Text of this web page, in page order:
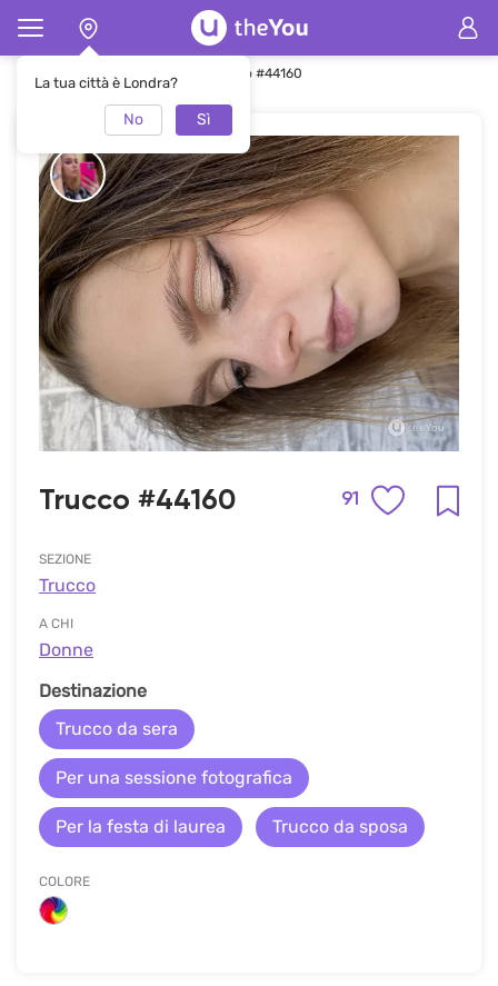
La tua città è Londra?
No Sì
Pagina principale Trucco Trucco #44160
Trucco #44160 91
SEZIONE
Trucco
A CHI
Donne
Destinazione
Trucco da sera
Per una sessione fotografica
Per la festa di laurea Trucco da sposa
COLORE